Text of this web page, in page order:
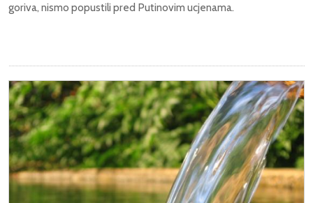
goriva, nismo popustili pred Putinovim ucjenama.